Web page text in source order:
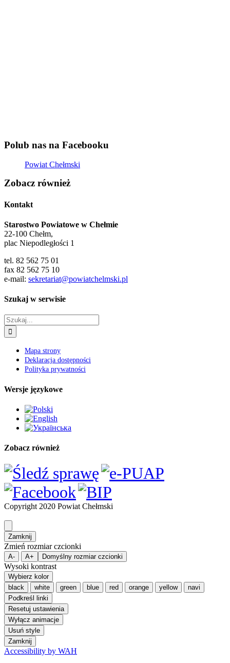
Polub nas na Facebooku
Powiat Chełmski
Zobacz również
Kontakt
Starostwo Powiatowe w Chełmie
22-100 Chełm,
plac Niepodległości 1
tel. 82 562 75 01
fax 82 562 75 10
e-mail: sekretariat@powiatchelmski.pl
Szukaj w serwisie
Szukaj
Mapa strony
Deklaracja dostępności
Polityka prywatności
Wersje językowe
Zobacz również
Copyright 2020 Powiat Chełmski
Zamknij
Zmień rozmiar czcionki
A- A+ Domyślny rozmiar czcionki
Wysoki kontrast
Wybierz kolor
black
white green blue red orange yellow
navi
Podkreśl linki
Resetuj ustawienia
Wyłącz animacje
Usuń style
Zamknij
Accessibility by WAH